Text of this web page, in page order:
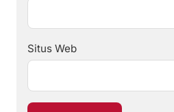
Situs Web